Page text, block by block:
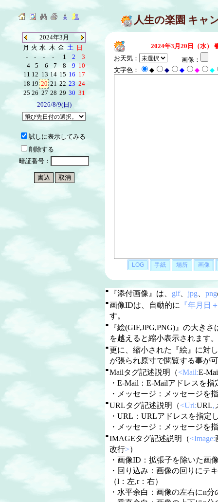
人生の楽園 キャ
2024年3月
月 火 水 木 金 土 日
-
- - - 1 2
3
4
5 6 7 8 9 10
11 12 13 14 15 16 17
18 19 20 21 22 23 24
25 26 27 28 29 30 31
2026/8/9(日)
試しに表示してみる
削除する
暗証番号：
2024年3月20日（水）
お天気：
画像：
文字色：
◆ ◆ ◆ ◆ ◆
■ 『添付画像』は、 gif、 jpg、 png
■画像IDは、自動的に 『年月日
す。
■
『絵(GIF,JPG,PNG)』の大きさ
を越えると縮小表示されます。
■更に、縮小された『絵』に対
が張られ原寸で閲覧する事が
■Mailタグ記述説明（<Mail:E-
・E-Mail：E-Mailアドレスを
・メッセージ：メッセージを
■URLタグ記述説明（<Url:URL,
・URL：URLアドレスを指定
・メッセージ：メッセージを
■IMAGEタグ記述説明（<Image:
改行>）
・画像ID：拡張子を除いた画
・回り込み：画像の回りにテ
（l：左,r：右）
・水平余白：画像の左右にn